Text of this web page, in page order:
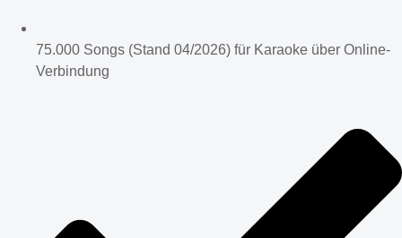
75.000 Songs (Stand 04/2026) für Karaoke über Online-
Verbindung